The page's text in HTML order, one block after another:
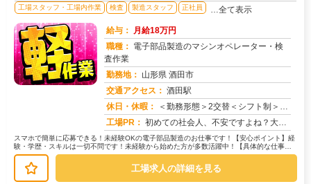
工場スタッフ・工場内作業 検査 製造スタッフ 正社員 …全て表示
給与： 月給18万円
職種： 電子部品製造のマシンオペレーター・検
査作業
勤務地： 山形県 酒田市
交通アクセス： 酒田駅
休日・休暇：
＜勤務形態＞2交替＜シフト制＞3勤3休＜休日＞工場カレンダーによる
工場PR： 初めての社会人、不安ですよね？大丈夫！☆家具付き寮が初期費用0円で利用可能！→引っ越し費用もサポートします！☆専属...
スマホで簡単に応募できる！未経験OKの電子部品製造のお仕事です！【安心ポイント】経
験・学歴・スキルは一切不問です！未経験から始めた方が多数活躍中！【具体的な仕事内
容】☆部品の受け入れ検査：不良品...
工場求人の詳細を見る